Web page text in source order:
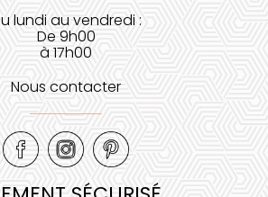
lundi au vendredi :
De 9h00
à 17h00
Nous contacter